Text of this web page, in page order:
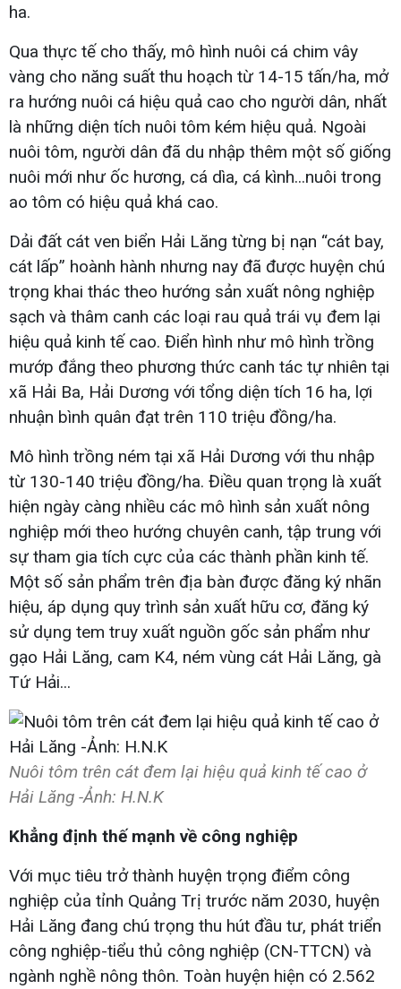
ha.
Qua thực tế cho thấy, mô hình nuôi cá chim vây
vàng cho năng suất thu hoạch từ 14-15 tấn/ha, mở
ra hướng nuôi cá hiệu quả cao cho người dân, nhất
là những diện tích nuôi tôm kém hiệu quả. Ngoài
nuôi tôm, người dân đã du nhập thêm một số giống
nuôi mới như ốc hương, cá dìa, cá kình...nuôi trong
ao tôm có hiệu quả khá cao.
Dải đất cát ven biển Hải Lăng từng bị nạn “cát bay,
cát lấp” hoành hành nhưng nay đã được huyện chú
trọng khai thác theo hướng sản xuất nông nghiệp
sạch và thâm canh các loại rau quả trái vụ đem lại
hiệu quả kinh tế cao. Điển hình như mô hình trồng
mướp đắng theo phương thức canh tác tự nhiên tại
xã Hải Ba, Hải Dương với tổng diện tích 16 ha, lợi
nhuận bình quân đạt trên 110 triệu đồng/ha.
Mô hình trồng ném tại xã Hải Dương với thu nhập
từ 130-140 triệu đồng/ha. Điều quan trọng là xuất
hiện ngày càng nhiều các mô hình sản xuất nông
nghiệp mới theo hướng chuyên canh, tập trung với
sự tham gia tích cực của các thành phần kinh tế.
Một số sản phẩm trên địa bàn được đăng ký nhãn
hiệu, áp dụng quy trình sản xuất hữu cơ, đăng ký
sử dụng tem truy xuất nguồn gốc sản phẩm như
gạo Hải Lăng, cam K4, ném vùng cát Hải Lăng, gà
Tứ Hải...
Nuôi tôm trên cát đem lại hiệu quả kinh tế cao ở
Hải Lăng -Ảnh: H.N.K
Khẳng định thế mạnh về công nghiệp
Với mục tiêu trở thành huyện trọng điểm công
nghiệp của tỉnh Quảng Trị trước năm 2030, huyện
Hải Lăng đang chú trọng thu hút đầu tư, phát triển
công nghiệp-tiểu thủ công nghiệp (CN-TTCN) và
ngành nghề nông thôn. Toàn huyện hiện có 2.562